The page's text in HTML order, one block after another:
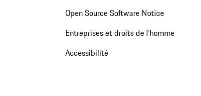
Open Source Software Notice
Entreprises et droits de l'homme
Accessibilité